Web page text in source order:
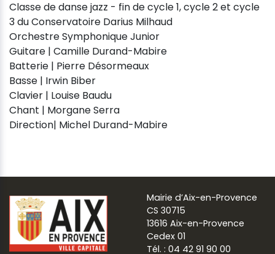
Classe de danse jazz - fin de cycle 1, cycle 2 et cycle
3 du Conservatoire Darius Milhaud
Orchestre Symphonique Junior
Guitare | Camille Durand-Mabire
Batterie | Pierre Désormeaux
Basse | Irwin Biber
Clavier | Louise Baudu
Chant | Morgane Serra
Direction| Michel Durand-Mabire
Mairie d’Aix-en-Provence
CS 30715
13616 Aix-en-Provence
Cedex 01
Tél. : 04 42 91 90 00